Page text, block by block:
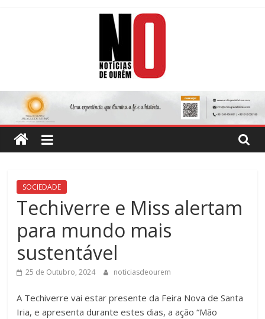
Notícias
de
Ourém
Jornal
Semanário
concelho
Ourém
SOCIEDADE
Techiverre e Miss alertam
para mundo mais
sustentável
25 de Outubro, 2024 noticiasdeourem
A Techiverre vai estar presente da Feira Nova de Santa
Iria, e apresenta durante estes dias, a ação “Mão